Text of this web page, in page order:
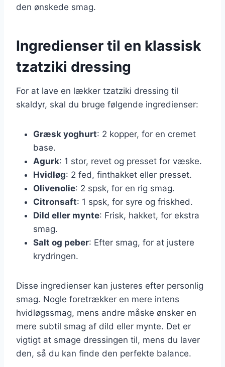
den ønskede smag.
Ingredienser til en klassisk
tzatziki dressing
For at lave en lækker tzatziki dressing til
skaldyr, skal du bruge følgende ingredienser:
Græsk yoghurt: 2 kopper, for en cremet
base.
Agurk: 1 stor, revet og presset for væske.
Hvidløg: 2 fed, finthakket eller presset.
Olivenolie: 2 spsk, for en rig smag.
Citronsaft: 1 spsk, for syre og friskhed.
Dild eller mynte: Frisk, hakket, for ekstra
smag.
Salt og peber: Efter smag, for at justere
krydringen.
Disse ingredienser kan justeres efter personlig
smag. Nogle foretrækker en mere intens
hvidløgssmag, mens andre måske ønsker en
mere subtil smag af dild eller mynte. Det er
vigtigt at smage dressingen til, mens du laver
den, så du kan finde den perfekte balance.